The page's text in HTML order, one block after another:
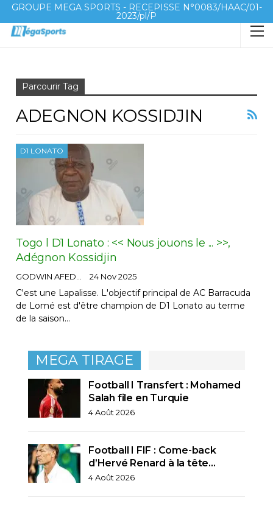
GROUPE MEGA SPORTS - RECEPISSE N°0083/HAAC/01-
2023/pl/P
Parcourir Tag
ADEGNON KOSSIDJIN
D1 LONATO
Togo l D1 Lonato : << Nous jouons le ... >>,
Adégnon Kossidjin
24 Nov 2025
C'est une Lapalisse. L'objectif principal de AC Barracuda
de Lomé est d'être champion de D1 Lonato au terme
de la saison…
MEGA TIRAGE
Football I Transfert : Mohamed
Salah file en Turquie
4 Août 2026
Football I FIF : Come-back
d’Hervé Renard à la tête…
4 Août 2026